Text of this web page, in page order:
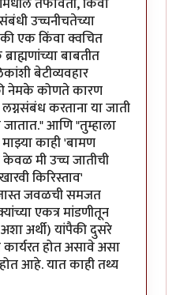
उच्चनीचतेच्या
एक किंवा क्वचित
बाबतीत
बेटीव्यवहार
नेमके कोणते कारण
करताना या जाती
जातात." आणि "तुम्हाला
काही 'बामण
केवळ मी उच्च जातीची
किरिस्ताव'
जास्त जवळची समजत
एकत्र मांडणीतून
अर्थी) यांपैकी दुसरे
कार्यरत होत असावे असा
आहे. यात काही तथ्य